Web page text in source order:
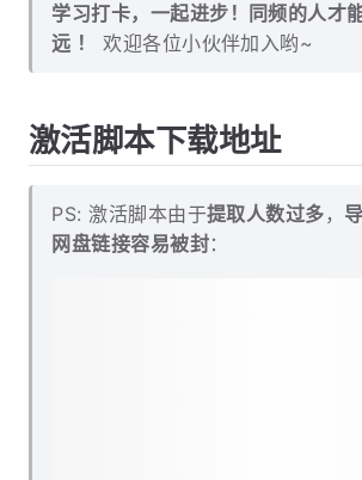
即时通讯（Netty）、权限管理、
Alibaba 等... 目前有 3700+ 小伙伴
激活脚本下载地址